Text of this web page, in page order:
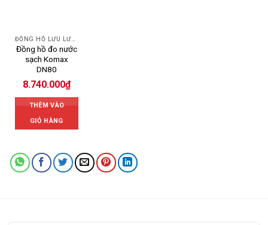
ĐỒNG HỒ LƯU LƯỢNG NƯỚC KOMAX
Đồng hồ đo nước
sạch Komax
DN80
8.740.000₫
THÊM VÀO
GIỎ HÀNG